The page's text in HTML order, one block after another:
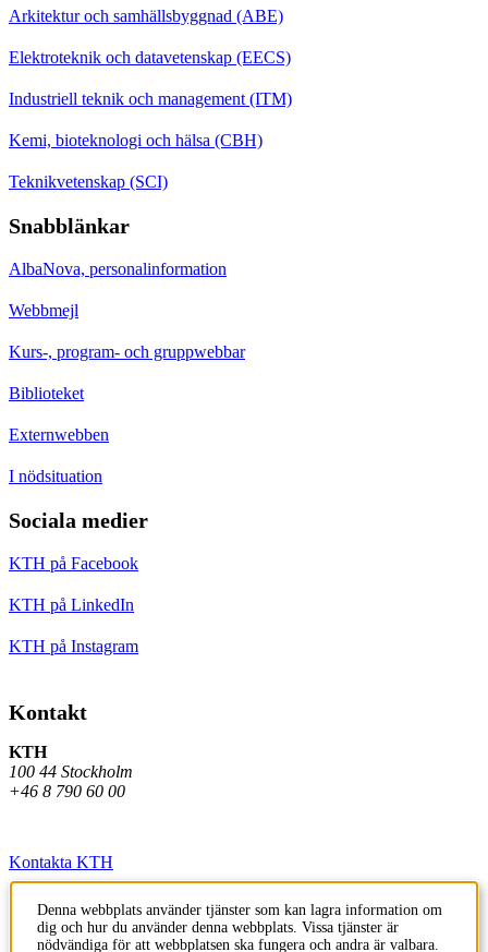
Arkitektur och samhällsbyggnad (ABE)
Elektroteknik och datavetenskap (EECS)
Industriell teknik och management (ITM)
Kemi, bioteknologi och hälsa (CBH)
Teknikvetenskap (SCI)
Snabblänkar
AlbaNova, personalinformation
Webbmejl
Kurs-, program- och gruppwebbar
Biblioteket
Externwebben
I nödsituation
Sociala medier
KTH på Facebook
KTH på LinkedIn
KTH på Instagram
Kontakt
KTH
100 44 Stockholm
+46 8 790 60 00
Kontakta KTH
Jobba på KTH
Press och media
Denna webbplats använder tjänster som kan lagra information om
dig och hur du använder denna webbplats. Vissa tjänster är
nödvändiga för att webbplatsen ska fungera och andra är valbara.